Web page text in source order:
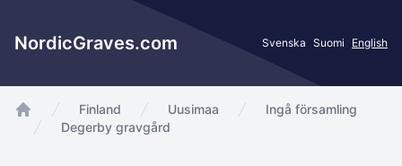
NordicGraves.com Svenska Suomi English
app.Start
Finland Uusimaa
Ingå församling
Degerby gravgård